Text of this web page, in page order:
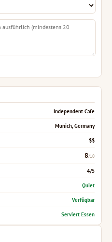
Independent Cafe
Munich, Germany
$$
8/10
4/5
Quiet
Verfügbar
Serviert Essen